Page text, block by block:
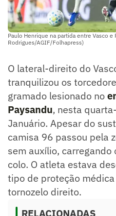
Paulo Henrique na partida entre Vasco e
Rodrigues/AGIF/Folhapress)
O lateral-direito do
tranquilizou os
gramado lesionado no
Paysandu, nesta
Januário. Apesar do
camisa 96 passou pela
sem auxílio, carregando
colo. O atleta estava
tipo de proteção
tornozelo direito.
RELACIONADAS